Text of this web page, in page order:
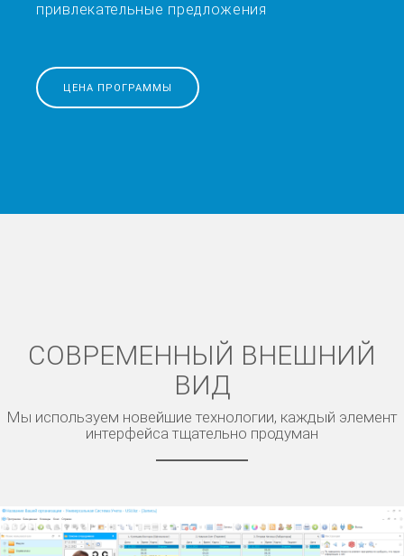
привлекательные предложения
ЦЕНА ПРОГРАММЫ
СОВРЕМЕННЫЙ ВНЕШНИЙ
ВИД
Мы используем новейшие технологии, каждый элемент
интерфейса тщательно продуман